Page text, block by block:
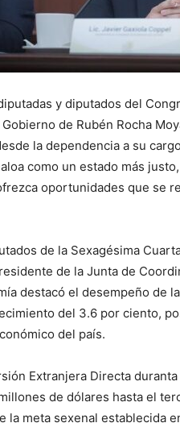
y diputados del
de Rubén Rocha
la dependencia a su
como un estado más
oportunidades que se
de la Sexagésima
de la Junta de
destacó el desempeño de
del 3.6 por ciento,
del país.
Extranjera Directa
de dólares hasta el
la meta sexenal establecida